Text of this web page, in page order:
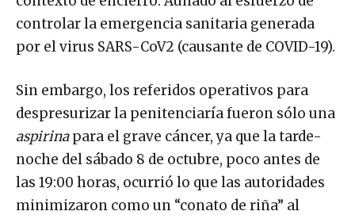
controlar la emergencia sanitaria generada
por el virus SARS-CoV2 (causante de COVID-19).
Sin embargo, los referidos operativos para
despresurizar la penitenciaría fueron sólo una
aspirinapara el grave cáncer, ya que la tarde-
noche del sábado 8 de octubre, poco antes de
las 19:00 horas, ocurrió lo que las autoridades
minimizaron como un “conato de riña” al